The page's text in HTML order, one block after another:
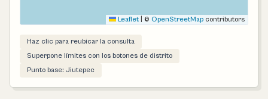
Leaflet © OpenStreetMap contributors
Haz clic para reubicar la consulta
Superpone límites con los botones de distrito
Punto base: Jiutepec